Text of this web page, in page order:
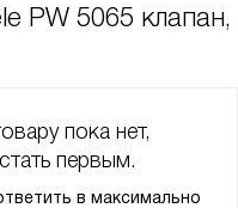
PW 5065 клапан,
пока нет,
первым.
в максимально